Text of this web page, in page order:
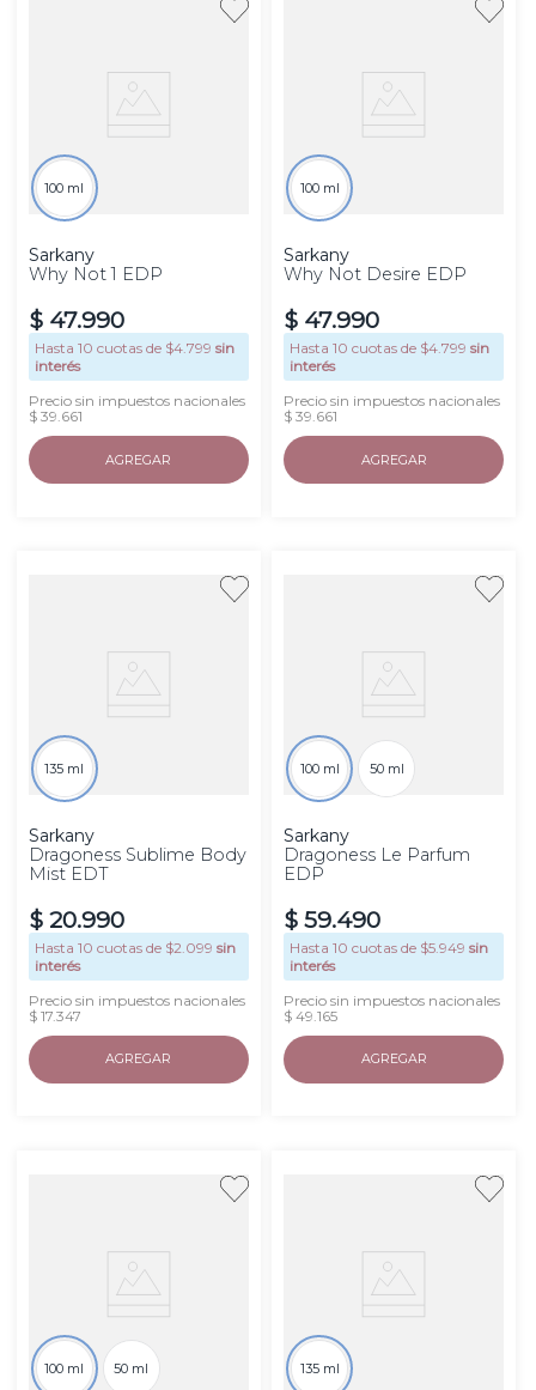
100 ml
Sarkany
Why Not 1 EDP
$ 47.990
Hasta 10 cuotas de $4.799 sin
interés
Precio sin impuestos nacionales
$ 39.661
AGREGAR
100 ml
Sarkany
Why Not Desire EDP
$ 47.990
Hasta10 cuotas de $4.799 sin
interés
Precio sin impuestos nacionales
$ 39.661
AGREGAR
135 ml
Sarkany
Dragoness Sublime Body
Mist EDT
$ 20.990
Hasta 10 cuotas de $2.099 sin
interés
Precio sin impuestos nacionales
$ 17.347
AGREGAR
100 ml 50 ml
Sarkany
Dragoness Le Parfum
EDP
$ 59.490
Hasta10 cuotas de $5.949 sin
interés
Precio sin impuestos nacionales
$ 49.165
AGREGAR
100 ml 50 ml 135 ml